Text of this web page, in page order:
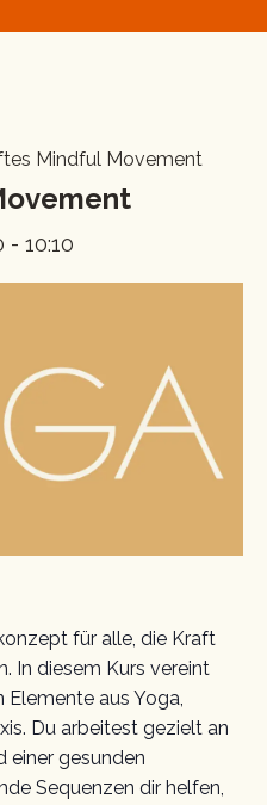
Mindful Movement
- 10:10
für alle, die Kraft
In diesem Kurs vereint
Elemente aus Yoga,
Du arbeitest gezielt an
einer gesunden
Sequenzen dir helfen,